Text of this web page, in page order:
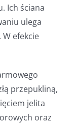
Ich ściana
ulega
W efekcie
przepukliną,
jelita
oraz